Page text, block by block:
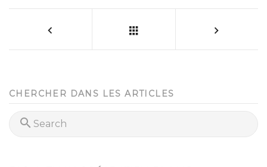
CHERCHER DANS LES ARTICLES